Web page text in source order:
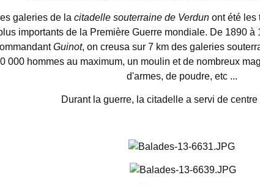
galeries de la citadelle souterraine de Verdun ont été les
importants de la Première Guerre mondiale. De 1890 à
Guinot, on creusa sur 7 km des galeries
000 hommes au maximum, un moulin et de nombreux
d'armes, de poudre, etc ...
Durant la guerre, la citadelle a servi de